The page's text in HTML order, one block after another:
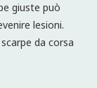
giuste può
lesioni.
da corsa